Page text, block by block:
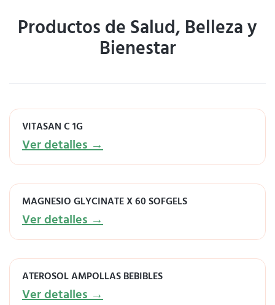
Productos de Salud, Belleza y
Bienestar
VITASAN C 1G
Ver detalles →
MAGNESIO GLYCINATE X 60 SOFGELS
Ver detalles →
ATEROSOL AMPOLLAS BEBIBLES
Ver detalles →